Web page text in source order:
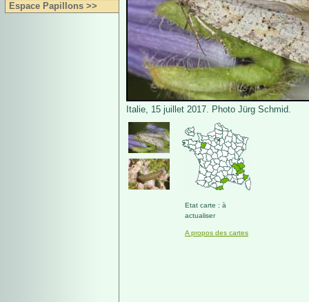
Espace Papillons >>
Italie, 15 juillet 2017. Photo Jürg Schmid.
Etat carte : à
actualiser
A propos des cartes